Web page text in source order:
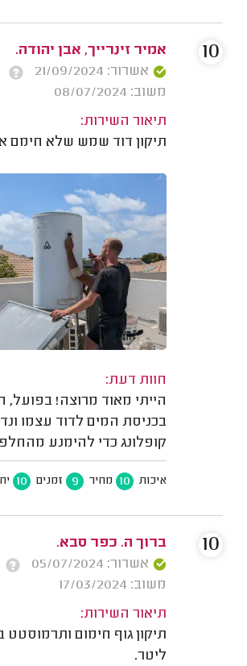
אמיר זינרייך, אבן יהודה.
אשרור: 21/09/2024
משוב: 08/07/2024
תיאור השירות:
תיקון דוד שמש שלא חימם
חוות דעת:
הייתי מאוד מרוצה! בפועל,
בכניסת המים לדוד עצמו
קופלונג כדי להימנע
איכות 10 מחיר 9 זמנים 10
10
ברוך ה. כפר סבא.
אשרור: 05/07/2024
משוב: 17/03/2024
תיאור השירות:
ליטר.
10